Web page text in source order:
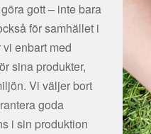
gott – inte bara
för samhället i
enbart med
sina produkter,
Vi väljer bort
goda
i sin produktion